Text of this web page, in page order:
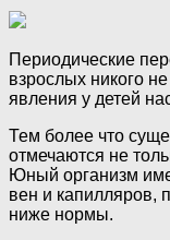
Периодические
взрослых никого
явления у детей
Тем более что
отмечаются не
Юный организм
вен и капилляров,
ниже нормы.